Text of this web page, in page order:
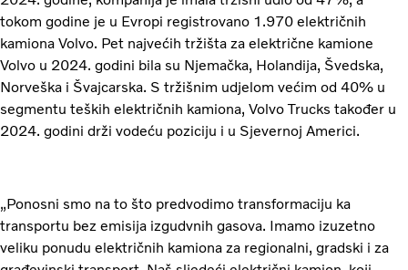
tokom godine je u Evropi registrovano 1.970 električnih
kamiona Volvo. Pet najvećih tržišta za električne kamione
Volvo u 2024. godini bila su Njemačka, Holandija, Švedska,
Norveška i Švajcarska. S tržišnim udjelom većim od 40% u
segmentu teških električnih kamiona, Volvo Trucks također u
2024. godini drži vodeću poziciju i u Sjevernoj Americi.
„Ponosni smo na to što predvodimo transformaciju ka
transportu bez emisija izgudvnih gasova. Imamo izuzetno
veliku ponudu električnih kamiona za regionalni, gradski i za